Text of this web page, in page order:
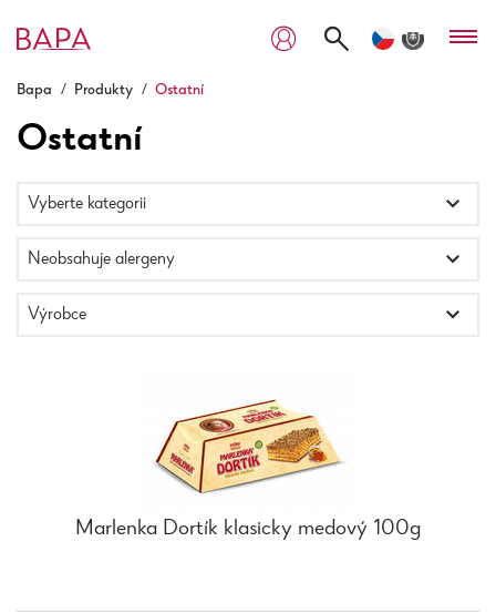
Bapa / Produkty / Ostatní
Ostatní
Vyberte kategorii
Neobsahuje alergeny
Výrobce
Marlenka Dortík klasicky medový 100g